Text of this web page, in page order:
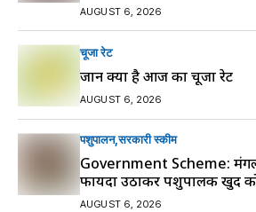
AUGUST 6, 2026
चूजा रेट
जानें क्या है आज का चूजा रेट
AUGUST 6, 2026
पशुपालन सरकारी स्की‍म
Government Scheme:
फायदा उठाकर पशुपालक खुद
AUGUST 6, 2026